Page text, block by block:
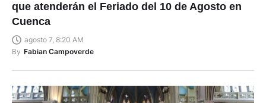
que atenderán el Feriado del 10 de Agosto en
Cuenca
agosto 7, 8:20 AM
By Fabian Campoverde